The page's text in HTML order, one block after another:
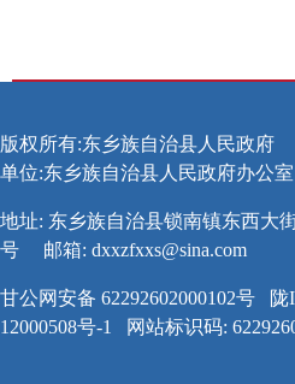
版权所有:东乡族自治县人民政府
单位:东乡族自治县人民政府办公室
地址: 东乡族自治县锁南镇东西大
号
邮箱: dxxzfxxs@sina.com
甘公网安备 62292602000102号
陇
12000508号-1
网站标识码: